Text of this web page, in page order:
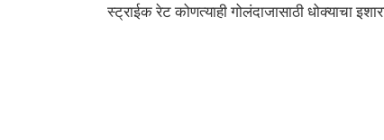
स्ट्राईक रेट कोणत्याही गोलंदाजासाठी धोक्याचा